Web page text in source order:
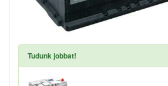
Tudunk jobbat!